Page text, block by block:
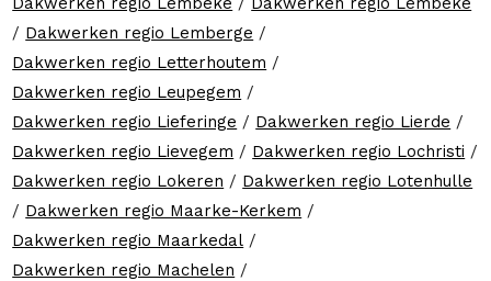
/ Dakwerken regio Lemberge /
Dakwerken regio Letterhoutem /
Dakwerken regio Leupegem /
Dakwerken regio Lieferinge / Dakwerken regio Lierde /
Dakwerken regio Lievegem / Dakwerken regio Lochristi /
Dakwerken regio Lokeren / Dakwerken regio Lotenhulle
/ Dakwerken regio Maarke-Kerkem /
Dakwerken regio Maarkedal /
Dakwerken regio Machelen /